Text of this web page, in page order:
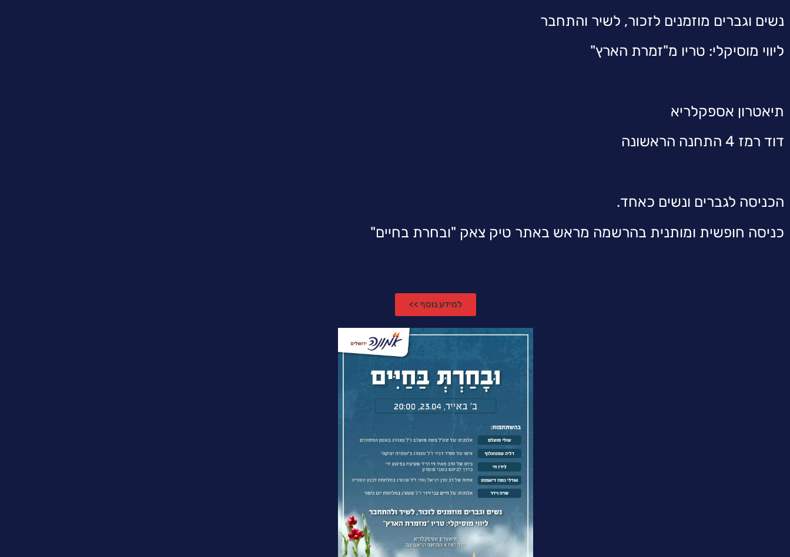
נשים וגברים מוזמנים לזכור, לשיר והתחבר
ליווי מוסיקלי: טריו מ"זמרת הארץ"
תיאטרון אספקלריא
דוד רמז 4 התחנה הראשונה
הכניסה לגברים ונשים כאחד.
כניסה חופשית ומותנית בהרשמה מראש באתר טיק צאק "ובחרת בחיים"
למידע נוסף >>